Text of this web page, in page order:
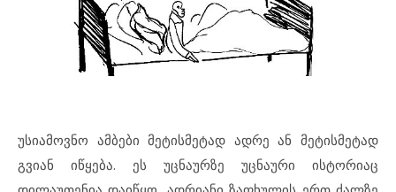
უსიამოვნო ამბები მეტისმეტად ადრე ან მეტისმეტად
გვიან იწყება. ეს უცნაურზე უცნაური ისტორიაც